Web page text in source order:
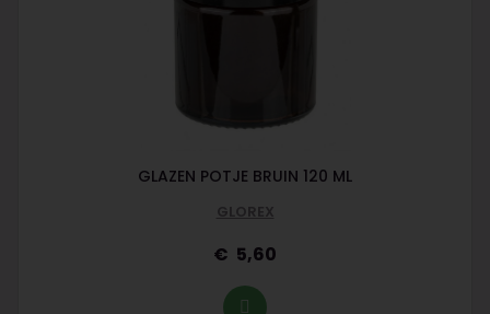
GLAZEN POTJE BRUIN 120 ML
GLOREX
5,60